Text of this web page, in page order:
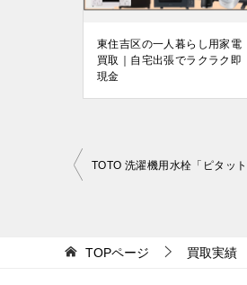
東住吉区の一人暮らし用家電
買取｜自宅出張でラクラク即
現金
投
ビTOPページ 買取実績